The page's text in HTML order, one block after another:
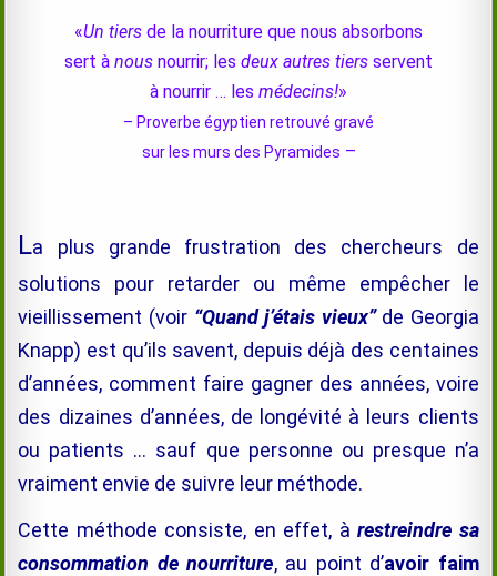
«Un tiers de la nourriture que nous absorbons
sert à nous nourrir; les deux autres tiers servent
à nourrir … les médecins!»
– Proverbe égyptien retrouvé gravé
sur les murs des Pyramides –
La plus grande frustration des chercheurs de
solutions pour retarder ou même empêcher le
vieillissement (voir “Quand j’étais vieux”de Georgia
Knapp) est qu’ils savent, depuis déjà des centaines
d’années, comment faire gagner des années, voire
des dizaines d’années, de longévité à leurs clients
ou patients … sauf que personne ou presque n’a
vraiment envie de suivre leur méthode.
Cette méthode consiste, en effet, à restreindre sa
consommation de nourriture, au point d’avoir faim